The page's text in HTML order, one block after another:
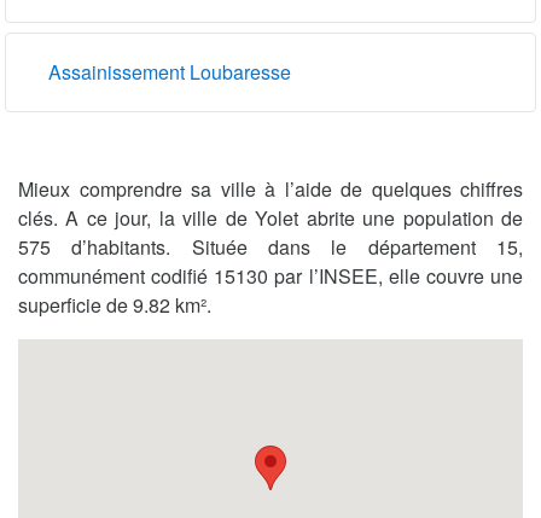
Assainissement Loubaresse
Mieux comprendre sa ville à l’aide de quelques chiffres
clés. A ce jour, la ville de Yolet abrite une population de
575 d’habitants. Située dans le département 15,
communément codifié 15130 par l’INSEE, elle couvre une
superficie de 9.82 km².